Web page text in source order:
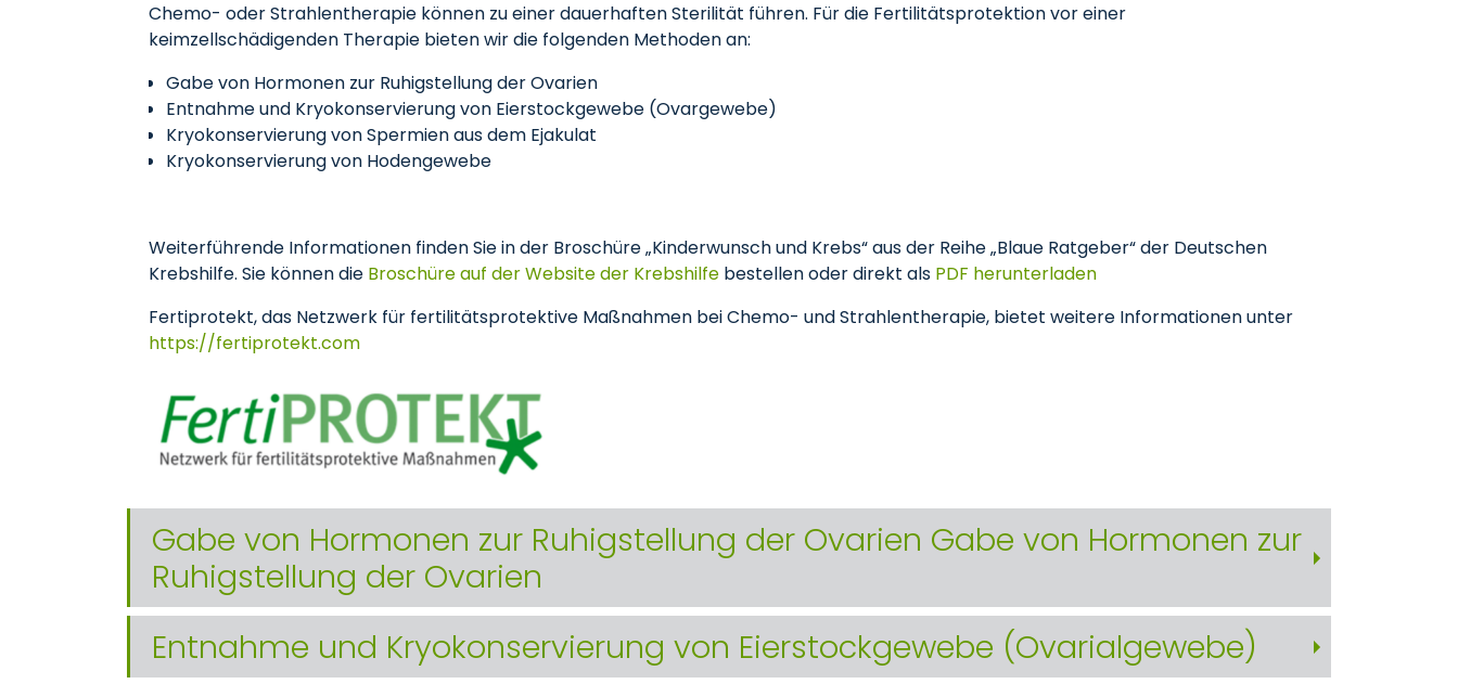
Chemo- oder Strahlentherapie können zu einer dauerhaften Sterilität führen. Für die Fertilitätsprotektion vor einer
keimzellschädigenden Therapie bieten wir die folgenden Methoden an:
Gabe von Hormonen zur Ruhigstellung der Ovarien
Entnahme und Kryokonservierung von Eierstockgewebe (Ovargewebe)
Kryokonservierung von Spermien aus dem Ejakulat
Kryokonservierung von Hodengewebe
Weiterführende Informationen finden Sie in der Broschüre „Kinderwunsch und Krebs“ aus der Reihe „Blaue Ratgeber“ der Deutschen
Krebshilfe. Sie können die Broschüre auf der Website der Krebshilfe bestellen oder direkt als PDF herunterladen
Fertiprotekt, das Netzwerk für fertilitätsprotektive Maßnahmen bei Chemo- und Strahlentherapie, bietet weitere Informationen unter
https://fertiprotekt.com
Gabe von Hormonen zur Ruhigstellung der Ovarien Gabe von Hormonen zur
Ruhigstellung der Ovarien
Entnahme und Kryokonservierung von Eierstockgewebe (Ovarialgewebe)